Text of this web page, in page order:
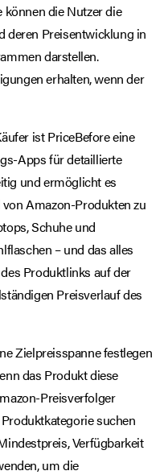
können die Nutzer die
deren Preisentwicklung in
darstellen.
erhalten, wenn der
ist PriceBefore eine
Apps für detaillierte
und ermöglicht es
Amazon-Produkten zu
Schuhe und
– und das alles
Produktlinks auf der
Preisverlauf des
Zielpreisspanne festlegen
das Produkt diese
Preisverfolger
suchen
Verfügbarkeit
um die